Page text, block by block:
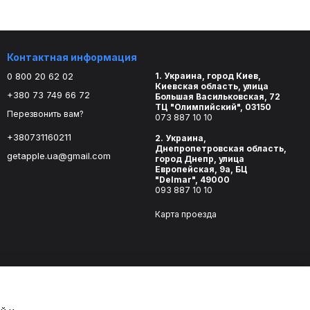
Контактная информация
0 800 20 62 02
+380 73 749 66 72
Перезвонить вам?
+380731160211
getapple.ua@gmail.com
1. Украина, город Киев,
Киевская область, улица
Большая Васильковская, 72
ТЦ "Олимпийский", 03150
073 887 10 10
2. Украина,
Днепропетровская область,
город Днепр, улица
Европейская, 9а, БЦ
"Delmar", 49000
093 887 10 10
Карта проезда